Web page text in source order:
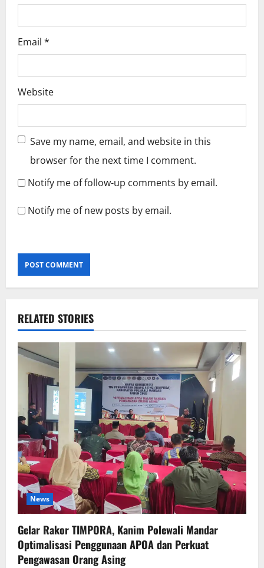
Email *
Website
Save my name, email, and website in this
browser for the next time I comment.
Notify me of follow-up comments by email.
Notify me of new posts by email.
RELATED STORIES
News
Gelar Rakor TIMPORA, Kanim Polewali Mandar
Optimalisasi Penggunaan APOA dan Perkuat
Pengawasan Orang Asing